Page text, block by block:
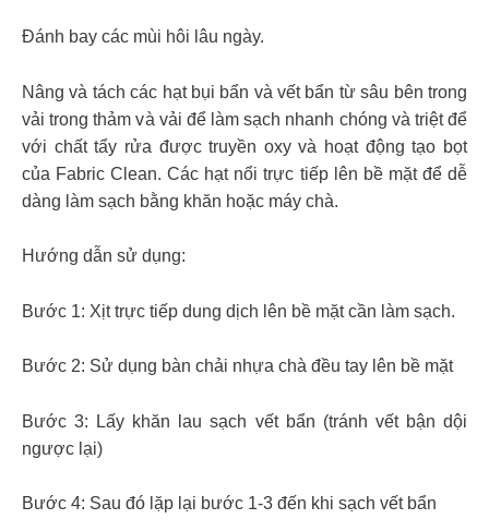
Đánh bay các mùi hôi lâu ngày.
Nâng và tách các hạt bụi bẩn và vết bẩn từ sâu bên trong
vải trong thảm và vải để làm sạch nhanh chóng và triệt để
với chất tẩy rửa được truyền oxy và hoạt động tạo bọt
của Fabric Clean. Các hạt nổi trực tiếp lên bề mặt để dễ
dàng làm sạch bằng khăn hoặc máy chà.
Hướng dẫn sử dụng:
Bước 1: Xịt trực tiếp dung dịch lên bề mặt cần làm sạch.
Bước 2: Sử dụng bàn chải nhựa chà đều tay lên bề mặt
Bước 3: Lấy khăn lau sạch vết bẩn (tránh vết bận dội
ngược lại)
Bước 4: Sau đó lặp lại bước 1-3 đến khi sạch vết bẩn